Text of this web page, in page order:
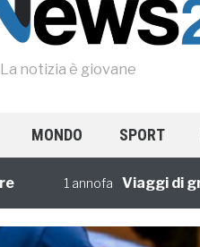
La notizia è giovane
MONDO SPORT
1 annofa Viaggi di gruppo: